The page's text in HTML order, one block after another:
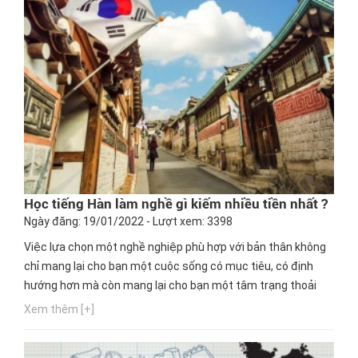
Học tiếng Hàn làm nghề gì kiếm nhiều tiền nhất ?
Ngày đăng: 19/01/2022 - Lượt xem: 3398
Việc lựa chọn một nghề nghiệp phù hợp với bản thân không
chỉ mang lại cho bạn một cuộc sống có mục tiêu, có định
hướng hơn mà còn mang lại cho bạn một tâm trạng thoải
mái, vui tươi khi làm bất kì công việc nào trong lĩnh vực mà
viết này sẽ giúp bạn có cái nhìn khách quan hơn, liệu nghề...
Xem thêm [+]